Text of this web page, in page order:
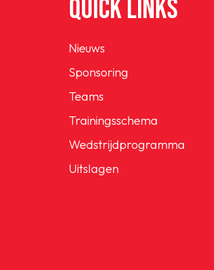
QUICK LINKS
Nieuws
Sponsoring
Teams
Trainingsschema
Wedstrijdprogramma
Uitslagen